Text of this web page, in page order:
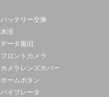
バッテリー交換
水没
データ復旧
フロントカメラ
カメラレンズカバー
ホームボタン
バイブレータ